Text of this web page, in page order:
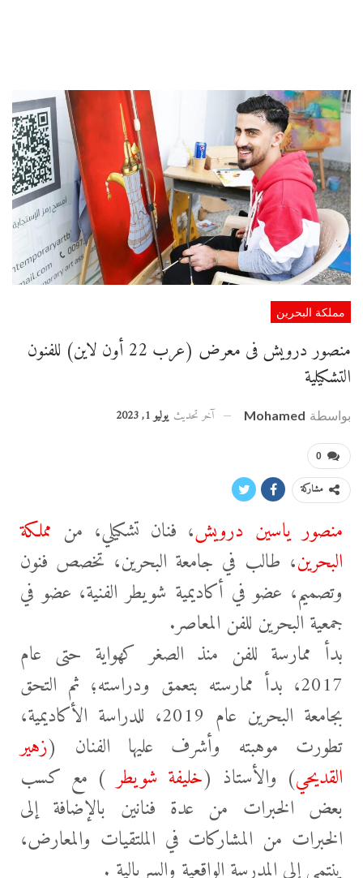
مملكة البحرين
منصور درويش فى معرض (عرب 22 أون لاين) للفنون
التشكيلية
بواسطة Mohamed آخر تحديث يوليو 1, 2023
0
مشاركة
منصور ياسين درويش، فنان تشكيلي، من مملكة
البحرين، طالب في جامعة البحرين، تخصص فنون
وتصميم، عضو في أكاديمية شويطر الفنية، عضو في
جمعية البحرين للفن المعاصر.
بدأ ممارسة للفن منذ الصغر كهواية حتى عام
2017، بدأ ممارسته بتعمق ودراسته؛ ثم التحق
بجامعة البحرين عام 2019، للدراسة الأكاديمية،
تطورت موهبته وأشرف عليها الفنان (زهير
القديحي) والأستاذ (خليفة شويطر) مع كسب
بعض الخبرات من عدة فنانين بالإضافة إلى
الخبرات من المشاركات في الملتقيات والمعارض،
ينتمي إلى المدرسة الواقعية والسريالية .